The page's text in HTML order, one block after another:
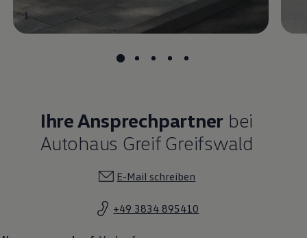
1
Ihre Ansprechpartner bei
Autohaus Greif Greifswald
E-Mail schreiben
+49 3834 895410